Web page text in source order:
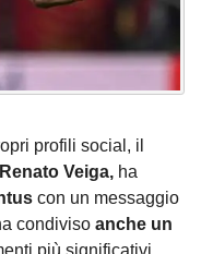
profili social, il
Renato Veiga, ha
con un messaggio
condiviso anche un